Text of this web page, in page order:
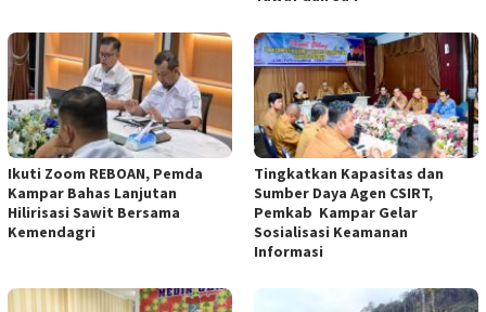
Ikuti Zoom REBOAN, Pemda
Kampar Bahas Lanjutan
Hilirisasi Sawit Bersama
Kemendagri
Tingkatkan Kapasitas dan
Sumber Daya Agen CSIRT,
Pemkab Kampar Gelar
Sosialisasi Keamanan
Informasi